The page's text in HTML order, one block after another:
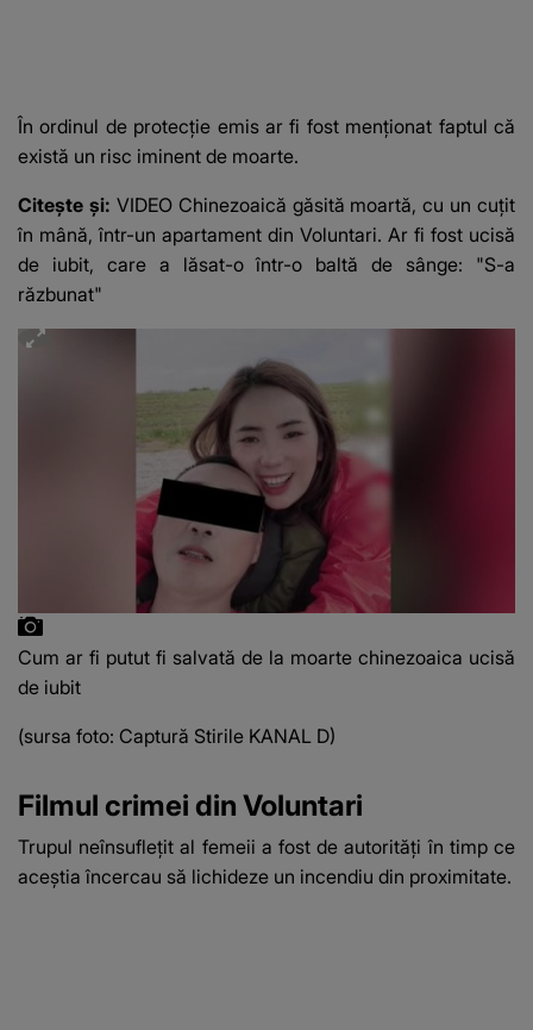
În ordinul de protecție emis ar fi fost menționat faptul că
există un risc iminent de moarte.
Citește și: VIDEO Chinezoaică găsită moartă, cu un cuțit
în mână, într-un apartament din Voluntari. Ar fi fost ucisă
de iubit, care a lăsat-o într-o baltă de sânge: "S-a
răzbunat"
Cum ar fi putut fi salvată de la moarte chinezoaica ucisă
de iubit
(sursa foto: Captură Stirile KANAL D)
Filmul crimei din Voluntari
Trupul neînsuflețit al femeii a fost de autorități în timp ce
aceștia încercau să lichideze un incendiu din proximitate.